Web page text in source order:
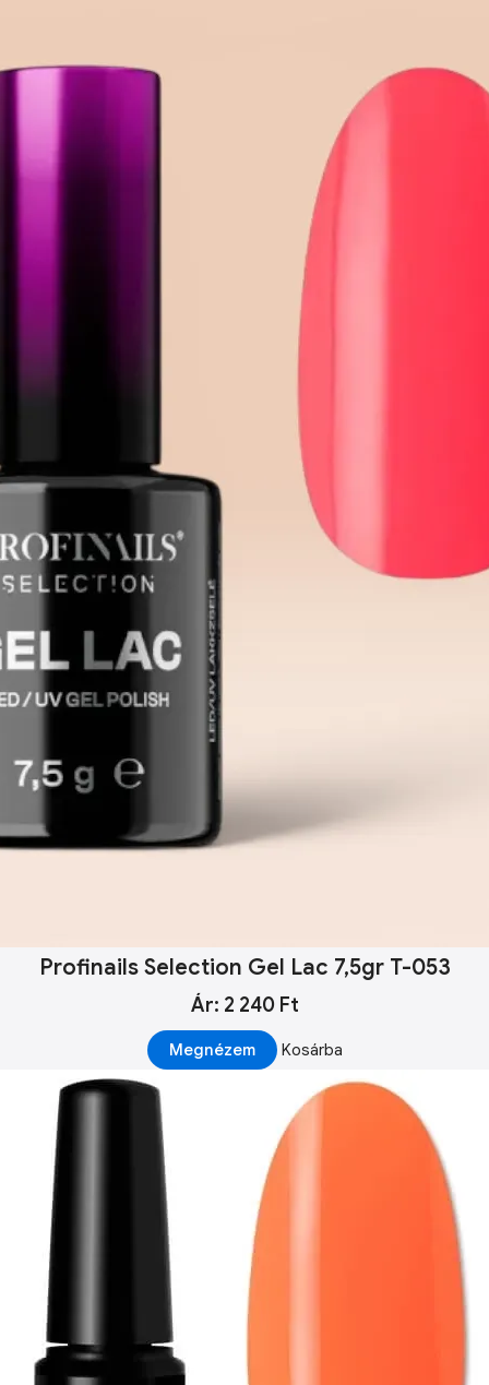
Profinails Selection Gel Lac 7,5gr T-053
Ár: 2 240 Ft
Megnézem Kosárba